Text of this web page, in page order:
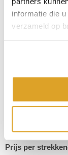
informatie die
verzameld op
Samenstelling
100% polyamide
Woonkamer,
€ 52,49
Inhoud
4 m2
Prijs per